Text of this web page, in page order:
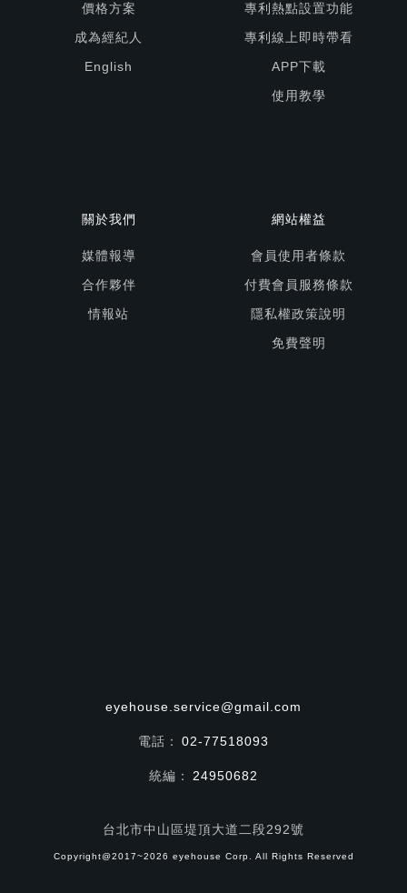
價格方案
成為經紀人
English
專利熱點設置功能
專利線上即時帶看
APP下載
使用教學
關於我們
媒體報導
合作夥伴
情報站
網站權益
會員使用者條款
付費會員服務條款
隱私權政策說明
免費聲明
eyehouse.service@gmail.com
電話： 02-77518093
統編： 24950682
台北市中山區堤頂大道二段292號
Copyright@2017~2026 eyehouse Corp. All Rights Reserved